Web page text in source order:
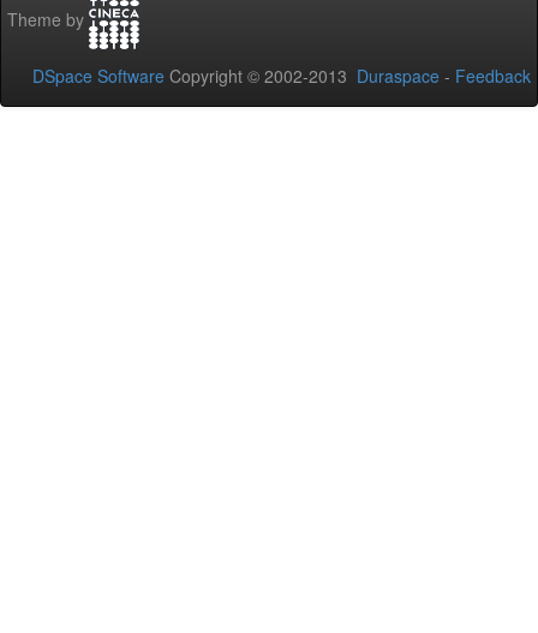
Theme by
DSpace Software Copyright © 2002-2013 Duraspace - Feedback